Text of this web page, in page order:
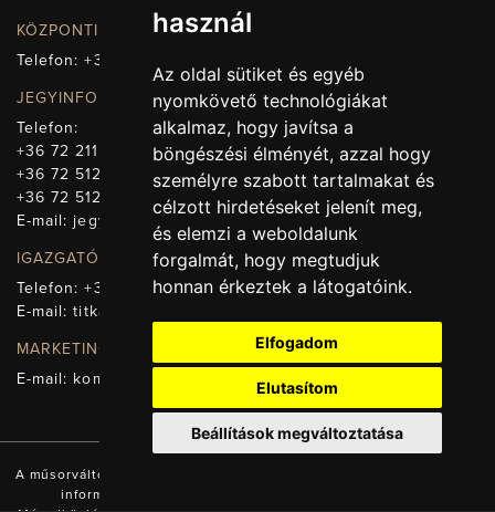
használ
Az oldal sütiket és egyéb
nyomkövető technológiákat
alkalmaz, hogy javítsa a
böngészési élményét, azzal hogy
személyre szabott tartalmakat és
célzott hirdetéseket jelenít meg,
és elemzi a weboldalunk
forgalmát, hogy megtudjuk
honnan érkeztek a látogatóink.
Elfogadom
Elutasítom
Beállítások megváltoztatása
KÖZPONTI ELÉRHETŐSÉG, TELEFONKÖZPONT
Telefon:+36 72 512-660
JEGYINFORMÁCIÓ
Telefon:
+36 72 211-965
+36 72 512-669
+36 72 512-675
E-mail: jegy@pnsz.hu
IGAZGATÓSÁG, TITKÁRSÁG
Telefon:+36 72 512-671
E-mail:titkarsag@pnsz.hu
MARKETING, SAJTÓ, KOMMUNIKÁCIÓ
E-mail: kommunikacio@pnsz.hu
A műsorváltozás jogát fenntartjuk! A honlapon található valamennyi
információ a Pécsi Nemzeti Színház tulajdonát képezi.